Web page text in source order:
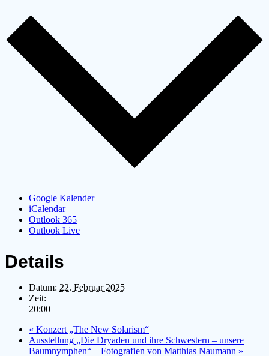
Google Kalender
iCalendar
Outlook 365
Outlook Live
Details
Datum: 22. Februar 2025
Zeit:
20:00
« Konzert „The New Solarism“
Ausstellung „Die Dryaden und ihre Schwestern – unsere
Baumnymphen“ – Fotografien von Matthias Naumann »